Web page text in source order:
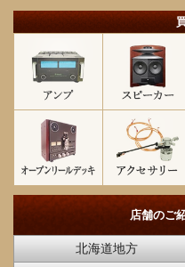
店舗のご
北海道地方